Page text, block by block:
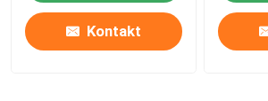
Batteriesatz 12v LiFePO4
Kontakt